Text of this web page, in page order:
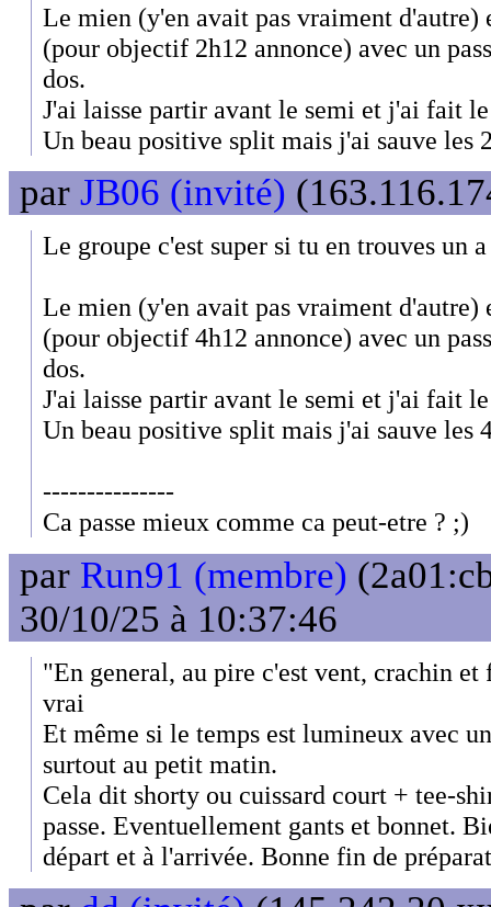
Le mien (y'en avait pas vraiment d'autre)
(pour objectif 2h12 annonce) avec un
dos.
J'ai laisse partir avant le semi et j'ai fait
Un beau positive split mais j'ai sauve les
par JB06 (invité)
Le groupe c'est super si tu en trouves un
Le mien (y'en avait pas vraiment d'autre)
(pour objectif 4h12 annonce) avec un
dos.
J'ai laisse partir avant le semi et j'ai fait
Un beau positive split mais j'ai sauve les
---------------
Ca passe mieux comme ca peut-etre ? ;)
par Run91 (membre)
30/10/25 à 10:37:46
"En general, au pire c'est vent, crachin
vrai
Et même si le temps est lumineux avec
surtout au petit matin.
Cela dit shorty ou cuissard court + tee-
passe. Eventuellement gants et bonnet.
départ et à l'arrivée. Bonne fin de